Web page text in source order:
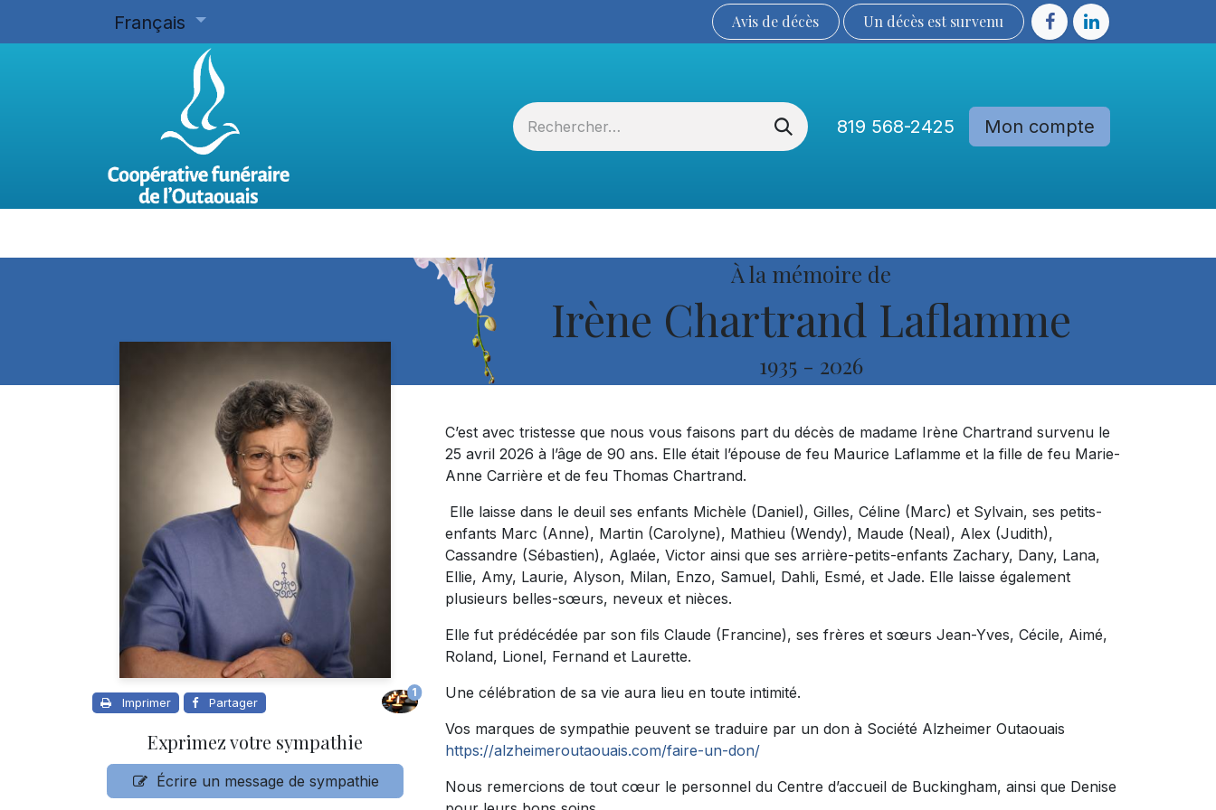
Français Avis de décès Un décès est sur​​​​​​​​ve​nu​​​​​​​​​​
819 568-2425 Mon compte
À la mémoire de
Irène Chartrand Laflamme
1935 - 2026
Imprimer Partager
1
Exprimez votre sympathie
Écrire un message de sympathie
C’est avec tristesse que nous vous faisons part du décès de madame Irène Chartrand survenu le
25 avril 2026 à l’âge de 90 ans. Elle était l’épouse de feu Maurice Laflamme et la fille de feu Marie-
Anne Carrière et de feu Thomas Chartrand.
Elle laisse dans le deuil ses enfants Michèle (Daniel), Gilles, Céline (Marc) et Sylvain, ses petits-
enfants Marc (Anne), Martin (Carolyne), Mathieu (Wendy), Maude (Neal), Alex (Judith),
Cassandre (Sébastien), Aglaée, Victor ainsi que ses arrière-petits-enfants Zachary, Dany, Lana,
Ellie, Amy, Laurie, Alyson, Milan, Enzo, Samuel, Dahli, Esmé, et Jade. Elle laisse également
plusieurs belles-sœurs, neveux et nièces.
Elle fut prédécédée par son fils Claude (Francine), ses frères et sœurs Jean-Yves, Cécile, Aimé,
Roland, Lionel, Fernand et Laurette.
Une célébration de sa vie aura lieu en toute intimité.
Vos marques de sympathie peuvent se traduire par un don à Société Alzheimer Outaouais
https://alzheimeroutaouais.com/faire-un-don/
Nous remercions de tout cœur le personnel du Centre d’accueil de Buckingham, ainsi que Denise